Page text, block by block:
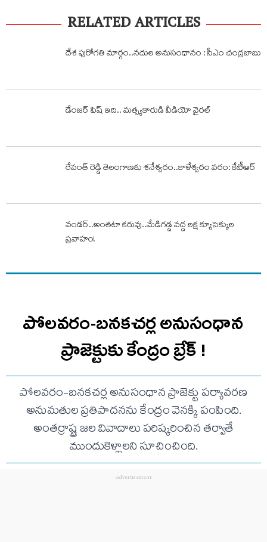
RELATED ARTICLES
దేశ పురోగతి మార్గం..నదుల అనుసంధానం : సీఎం చంద్రబాబు
డేంజర్ ఫిష్ ఇది.. మత్స్యకారుడి వీడియో వైరల్
రేవంత్ రెడ్డి తెలంగాణకు శనేశ్వరం..కాళేశ్వరం వరం: కేటీఆర్
వండర్..అంతటా కరువు..మేడిగడ్డ వద్ద లక్ష క్యూసెక్కుల
ప్రవాహం!
పోలవరం-బనకచర్ల అనుసంధాన
ప్రాజెక్టుకు కేంద్రం బ్రేక్ !
పోలవరం-బనకచర్ల అనుసంధాన ప్రాజెక్టు పర్యావరణ
అనుమతుల ప్రతిపాదనను కేంద్రం వెనక్కి పంపింది.
అంతర్రాష్ట్ర జల వివాదాలు పరిష్కరించిన తర్వాతే
ముందుకెళ్లాలని సూచించింది.